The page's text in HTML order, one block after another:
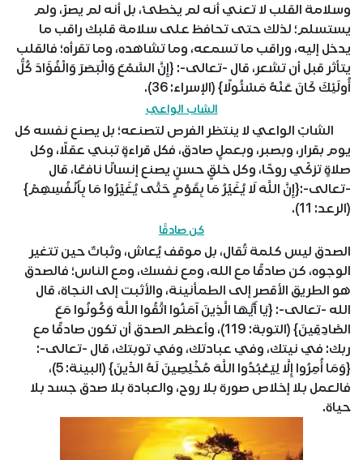
وسلامة القلب لا تعني أنه لم يخطئ، بل أنه لم يصرّ، ولم
يستسلم؛ لذلك حتى تحافظ على سلامة قلبك راقب ما
يدخل إليه، وراقب ما تسمعه، وما تشاهده، وما تقرأه؛ فالقلب
يتأثر قبل أن تشعر، قال -تعالى-: {إِنَّ السَّمْعَ وَالْبَصَرَ وَالْفُؤَادَ كُلُّ
أُولَئِكَ كَانَ عَنْهُ مَسْئُولًا} (الإسراء: 36).
الشاب الواعي
الشابّ الواعي لا ينتظر الفرص لتصنعه؛ بل يصنع نفسه كل
يوم بقرار، وبصبر، وبعملٍ صادق، فكل قراءةٍ تبني عقلًا، وكل
صلاةٍ تزكّي روحًا، وكل خلقٍ حسنٍ يصنع إنسانًا نافعًا، قال
-تعالى-:{إِنَّ اللَّهَ لَا يُغَيِّرُ مَا بِقَوْمٍ حَتَّى يُغَيِّرُوا مَا بِأَنْفُسِهِمْ}
(الرعد: 11).
كن صادقًا
الصدق ليس كلمة تُقال، بل موقف يُعاش، وثباتٌ حين تتغير
الوجوه، كن صادقًا مع الله، ومع نفسك، ومع الناس؛ فالصدق
هو الطريق الأقصر إلى الطمأنينة، والأثبت إلى النجاة، قال
الله -تعالى-: {يَا أَيُّهَا الَّذِينَ آمَنُوا اتَّقُوا اللَّهَ وَكُونُوا مَعَ
الصَّادِقِينَ} (التوبة: 119)، وأعظم الصدق أن تكون صادقًا مع
ربك: في نيتك، وفي عبادتك، وفي توبتك، قال -تعالى-:
{وَمَا أُمِرُوا إِلَّا لِيَعْبُدُوا اللَّهَ مُخْلِصِينَ لَهُ الدِّينَ} (البينة: 5)،
فالعمل بلا إخلاص صورة بلا روح، والعبادة بلا صدق جسد بلا
حياة.